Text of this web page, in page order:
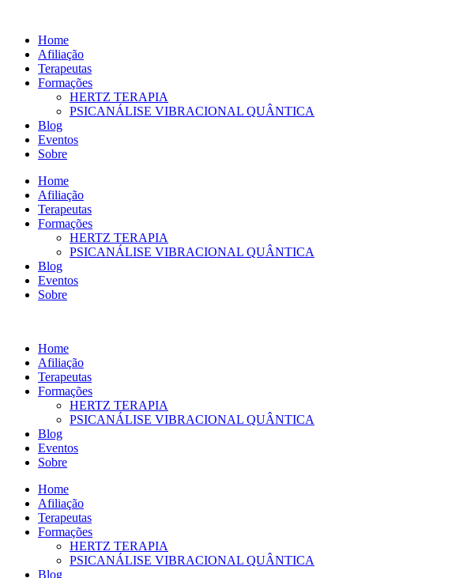
conteúdo
Home
Afiliação
Terapeutas
Formações
HERTZ TERAPIA
PSICANÁLISE VIBRACIONAL QUÂNTICA
Blog
Eventos
Sobre
Home
Afiliação
Terapeutas
Formações
HERTZ TERAPIA
PSICANÁLISE VIBRACIONAL QUÂNTICA
Blog
Eventos
Sobre
Home
Afiliação
Terapeutas
Formações
HERTZ TERAPIA
PSICANÁLISE VIBRACIONAL QUÂNTICA
Blog
Eventos
Sobre
Home
Afiliação
Terapeutas
Formações
HERTZ TERAPIA
PSICANÁLISE VIBRACIONAL QUÂNTICA
Blog